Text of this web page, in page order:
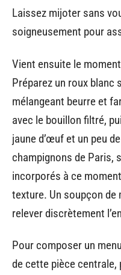
Laissez mijoter sans
soigneusement pour
Vient ensuite le
Préparez un roux blanc
mélangeant beurre et
avec le bouillon filtré,
jaune d’œuf et un peu
champignons de Paris,
incorporés à ce
texture. Un soupçon de
relever discrètement
Pour composer un
de cette pièce